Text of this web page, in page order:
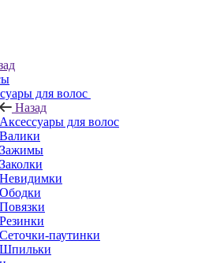
для волос
Назад
Аксессуары для волос
Валики
Зажимы
Заколки
Невидимки
Ободки
Повязки
Резинки
Сеточки-паутинки
Шпильки